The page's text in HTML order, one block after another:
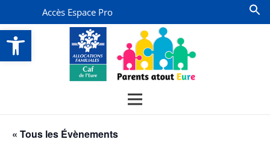
Ouvrir la barre d’outils
Accès Espace Pro
« Tous les Évènements